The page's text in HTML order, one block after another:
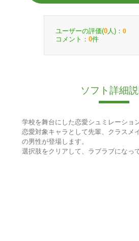
ユーザーの評価(0 人)： 0
コメント： 0件
ソフト詳細
学校を舞台にした恋愛シュミレーショ
恋愛対象キャラとして先輩、クラスメ
の男性が登場します。
選択肢をクリアして、ラブラブになっ